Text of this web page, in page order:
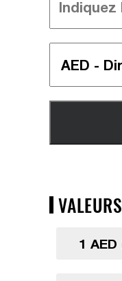
1 AED